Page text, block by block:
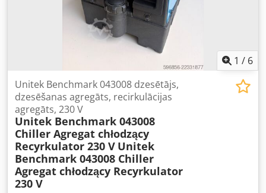
29,5 bāri Cjdpfezmdtfsx Am Usrf * Maksimālā apkārtējā
vide temperatūra: +42 °C * Iekārtas masa: 49 kg * Masa ar
ūdeni: 67 kg Stāvoklis: * Lietots. * Tehniski darba kārtībā. *
Uz korpusa ir redzamas normālas lietošanas pēdas. *
Aprīkots ar ūdens filtru, šķidruma līmeņa indikatoru,
manometru un ātrās savienošanas ierīcēm. Īpaši
piemērots izmantošanai rūpniecībā, laboratorijās un visur,
kur nepieciešama efektīva un uzticama ūdens apgrozības
sistēmas dzesēšana.
1 / 6
Unitek Benchmark 043008 dzesētājs,
dzesēšanas agregāts, recirkulācijas
agregāts, 230 V
Unitek Benchmark 043008
Chiller Agregat chłodzący
Recyrkulator 230 V Unitek
Benchmark 043008 Chiller
Agregat chłodzący Recyrkulator
230 V